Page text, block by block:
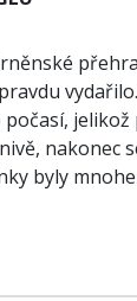
nakonec
byly